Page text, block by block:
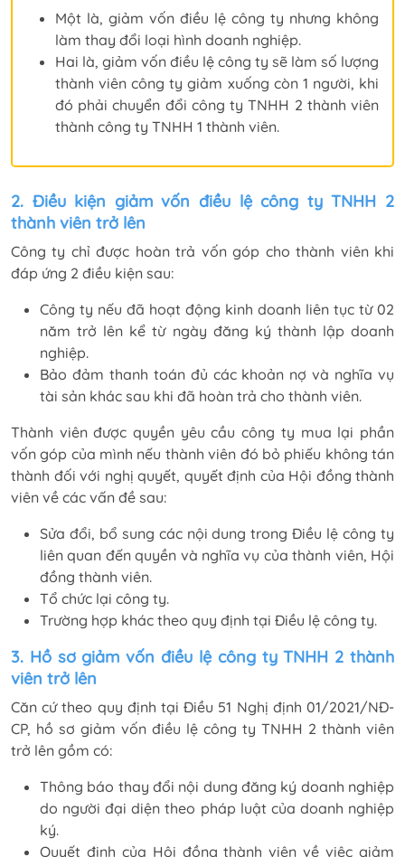
Một là, giảm vốn điều lệ công ty nhưng không
làm thay đổi loại hình doanh nghiệp.
Hai là, giảm vốn điều lệ công ty sẽ làm số lượng
thành viên công ty giảm xuống còn 1 người, khi
đó phải chuyển đổi công ty TNHH 2 thành viên
thành công ty TNHH 1 thành viên.
2. Điều kiện giảm vốn điều lệ công ty TNHH 2
thành viên trở lên
Công ty chỉ được hoàn trả vốn góp cho thành viên khi
đáp ứng 2 điều kiện sau:
Công ty nếu đã hoạt động kinh doanh liên tục từ 02
năm trở lên kể từ ngày đăng ký thành lập doanh
nghiệp.
Bảo đảm thanh toán đủ các khoản nợ và nghĩa vụ
tài sản khác sau khi đã hoàn trả cho thành viên.
Thành viên được quyền yêu cầu công ty mua lại phần
vốn góp của mình nếu thành viên đó bỏ phiếu không tán
thành đối với nghị quyết, quyết định của Hội đồng thành
viên về các vấn đề sau:
Sửa đổi, bổ sung các nội dung trong Điều lệ công ty
liên quan đến quyền và nghĩa vụ của thành viên, Hội
đồng thành viên.
Tổ chức lại công ty.
Trường hợp khác theo quy định tại Điều lệ công ty.
3. Hồ sơ giảm vốn điều lệ công ty TNHH 2 thành
viên trở lên
Căn cứ theo quy định tại Điều 51 Nghị định 01/2021/NĐ-
CP, hồ sơ giảm vốn điều lệ công ty TNHH 2 thành viên
trở lên gồm có:
Thông báo thay đổi nội dung đăng ký doanh nghiệp
do người đại diện theo pháp luật của doanh nghiệp
ký.
Quyết định của Hội đồng thành viên về việc giảm